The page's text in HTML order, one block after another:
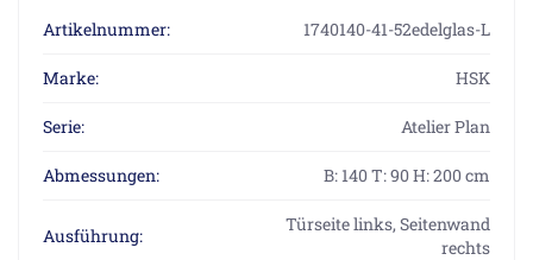
Artikelnummer: 1740140-41-52edelglas-L
Marke: HSK
Serie: Atelier Plan
Abmessungen: B: 140 T: 90 H: 200 cm
Ausführung:
Türseite links, Seitenwand
rechts